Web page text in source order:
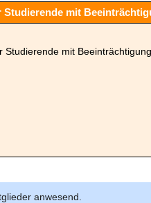
Studierende mit
mit
anwesend.